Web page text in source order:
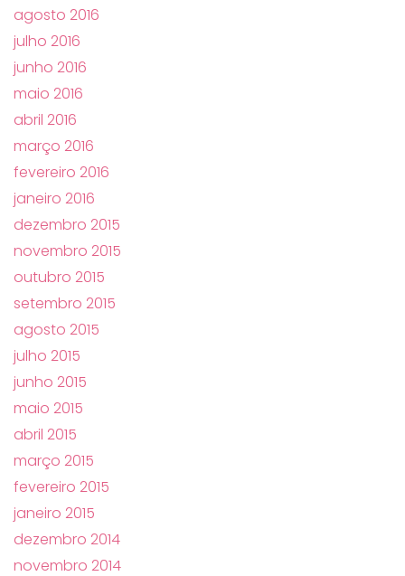
agosto 2016
julho 2016
junho 2016
maio 2016
abril 2016
março 2016
fevereiro 2016
janeiro 2016
dezembro 2015
novembro 2015
outubro 2015
setembro 2015
agosto 2015
julho 2015
junho 2015
maio 2015
abril 2015
março 2015
fevereiro 2015
janeiro 2015
dezembro 2014
novembro 2014